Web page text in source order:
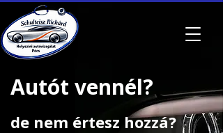
Autót vennél?
de nem értesz hozzá?